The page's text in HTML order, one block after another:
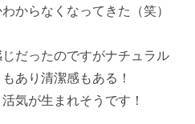
からなくなってきた（笑）
だったのですがナチュラル
あり清潔感もある！
気が生まれそうです！